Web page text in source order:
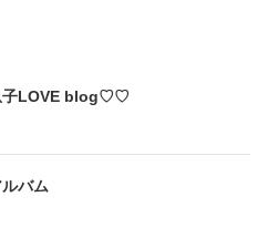
子LOVE blog♡♡
バム